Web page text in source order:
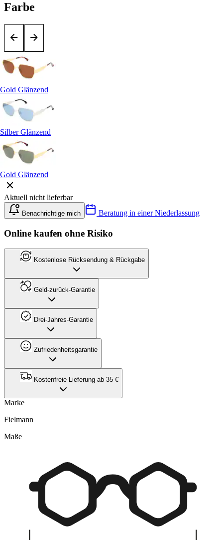
Farbe
Gold Glänzend
Silber Glänzend
Gold Glänzend
Aktuell nicht lieferbar
Benachrichtige mich Beratung in einer Niederlassung
Online kaufen ohne Risiko
Kostenlose Rücksendung & Rückgabe
Geld-zurück-Garantie
Drei-Jahres-Garantie
Zufriedenheitsgarantie
Kostenfreie Lieferung ab 35 €
Marke
Fielmann
Maße